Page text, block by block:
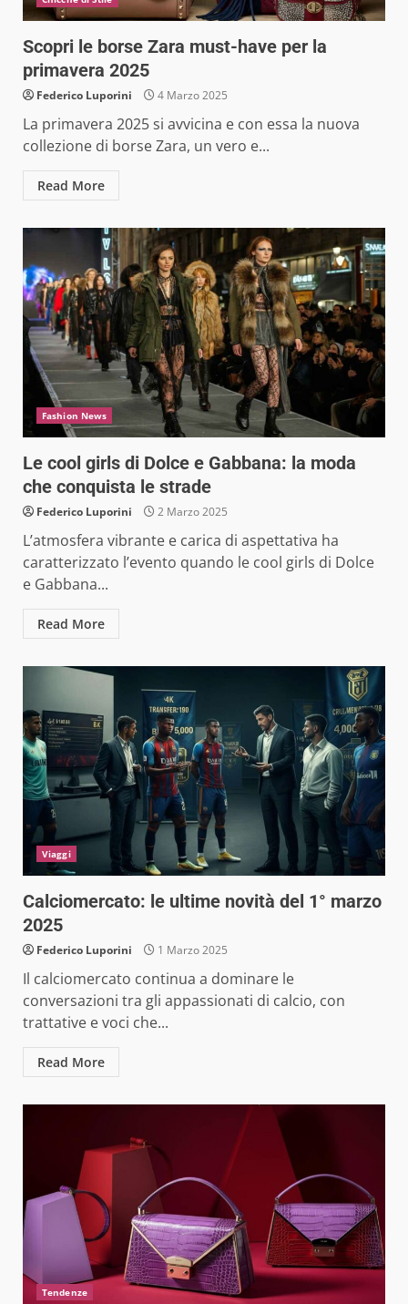
Scopri le borse Zara must-have per la
primavera 2025
Federico Luporini 4 Marzo 2025
La primavera 2025 si avvicina e con essa la nuova
collezione di borse Zara, un vero e...
Read More
Fashion News
Le cool girls di Dolce e Gabbana: la moda
che conquista le strade
Federico Luporini 2 Marzo 2025
L’atmosfera vibrante e carica di aspettativa ha
caratterizzato l’evento quando le cool girls di Dolce
e Gabbana...
Read More
Viaggi
Calciomercato: le ultime novità del 1° marzo
2025
Federico Luporini 1 Marzo 2025
Il calciomercato continua a dominare le
conversazioni tra gli appassionati di calcio, con
trattative e voci che...
Read More
Tendenze